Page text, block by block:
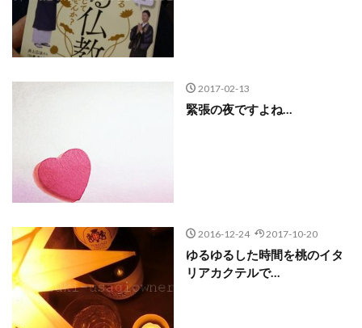
2017-02-13
緊張の夜ですよね…
2016-12-24 2017-10-20
ゆるゆるした時間を桃のイタ
リアカクテルで…